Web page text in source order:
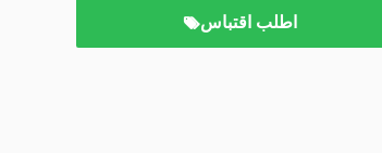
اطلب اقتباس